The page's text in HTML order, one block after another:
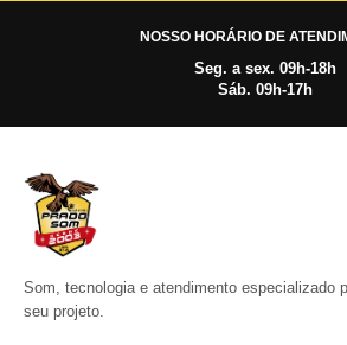
NOSSO HORÁRIO DE
Seg. a sex. 09h-18h
Sáb. 09h-17h
Som, tecnologia e atendimento especializado
seu projeto.